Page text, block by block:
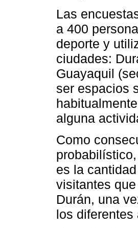
Las
a 400
deporte y
ciudades:
Guayaquil
ser espacios
alguna
Como
es la
visitantes
Durán, una
los